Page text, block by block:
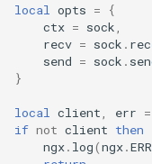
dav-ext
delay
dynamic-etag
stream:submit_data
local opts =
{
ctx = sock
recv = sock .
send = sock .
}
local client err =
if not client then
ngx. log(ngx.ERR